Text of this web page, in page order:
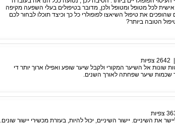
לכל מטופל ומטופל ולכן, מדובר בטיפולים בעלי השפעה מקיפה
את טיפול השיאצו לפופולרי כל כך וכיצד תוכלו לבחור לכם
הטובה ביותר?
2642 צפיות
שונות אל השיער המקורי ולקבל שיער שופע ואפילו ארוך יותר די
שכמות שיער שפחתה לאורך השנים.
צפיות
את השיניים. יישור השיניים, יכול להיות, בעזרת מכשירי יישור שונים.